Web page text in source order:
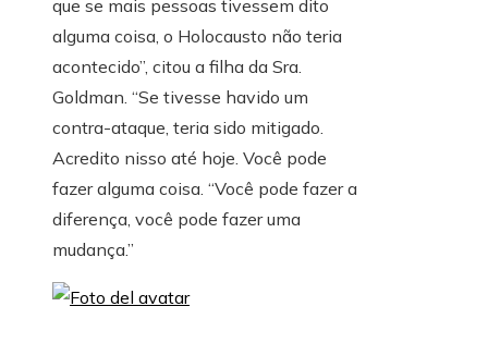
que se mais pessoas tivessem dito
alguma coisa, o Holocausto não teria
acontecido”, citou a filha da Sra.
Goldman. “Se tivesse havido um
contra-ataque, teria sido mitigado.
Acredito nisso até hoje. Você pode
fazer alguma coisa. “Você pode fazer a
diferença, você pode fazer uma
mudança.”